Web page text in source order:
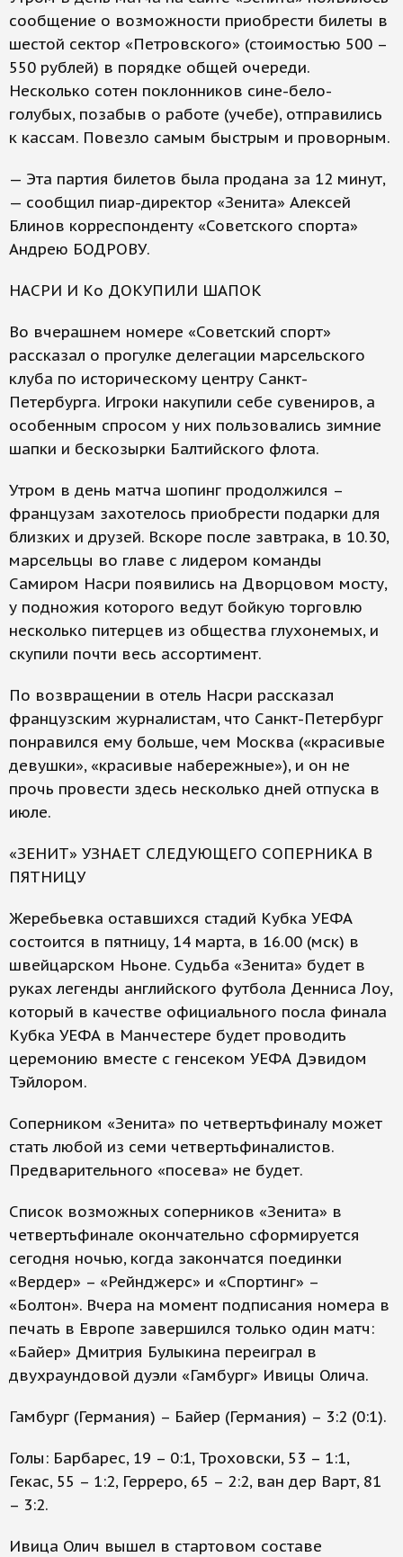
сообщение о возможности приобрести билеты в
шестой сектор «Петровского» (стоимостью 500 –
550 рублей) в порядке общей очереди.
Несколько сотен поклонников сине-бело-
голубых, позабыв о работе (учебе), отправились
к кассам. Повезло самым быстрым и проворным.
— Эта партия билетов была продана за 12 минут,
— сообщил пиар-директор «Зенита» Алексей
Блинов корреспонденту «Советского спорта»
Андрею БОДРОВУ.
НАСРИ И Кo ДОКУПИЛИ ШАПОК
Во вчерашнем номере «Советский спорт»
рассказал о прогулке делегации марсельского
клуба по историческому центру Санкт-
Петербурга. Игроки накупили себе сувениров, а
особенным спросом у них пользовались зимние
шапки и бескозырки Балтийского флота.
Утром в день матча шопинг продолжился –
французам захотелось приобрести подарки для
близких и друзей. Вскоре после завтрака, в 10.30,
марсельцы во главе с лидером команды
Самиром Насри появились на Дворцовом мосту,
у подножия которого ведут бойкую торговлю
несколько питерцев из общества глухонемых, и
скупили почти весь ассортимент.
По возвращении в отель Насри рассказал
французским журналистам, что Санкт-Петербург
понравился ему больше, чем Москва («красивые
девушки», «красивые набережные»), и он не
прочь провести здесь несколько дней отпуска в
июле.
«ЗЕНИТ» УЗНАЕТ СЛЕДУЮЩЕГО СОПЕРНИКА В
ПЯТНИЦУ
Жеребьевка оставшихся стадий Кубка УЕФА
состоится в пятницу, 14 марта, в 16.00 (мск) в
швейцарском Ньоне. Судьба «Зенита» будет в
руках легенды английского футбола Денниса Лоу,
который в качестве официального посла финала
Кубка УЕФА в Манчестере будет проводить
церемонию вместе с генсеком УЕФА Дэвидом
Тэйлором.
Соперником «Зенита» по четвертьфиналу может
стать любой из семи четвертьфиналистов.
Предварительного «посева» не будет.
Список возможных соперников «Зенита» в
четвертьфинале окончательно сформируется
сегодня ночью, когда закончатся поединки
«Вердер» – «Рейнджерс» и «Спортинг» –
«Болтон». Вчера на момент подписания номера в
печать в Европе завершился только один матч:
«Байер» Дмитрия Булыкина переиграл в
двухраундовой дуэли «Гамбург» Ивицы Олича.
Гамбург (Германия) – Байер (Германия) – 3:2 (0:1).
Голы: Барбарес, 19 – 0:1, Троховски, 53 – 1:1,
Гекас, 55 – 1:2, Герреро, 65 – 2:2, ван дер Варт, 81
– 3:2.
Ивица Олич вышел в стартовом составе